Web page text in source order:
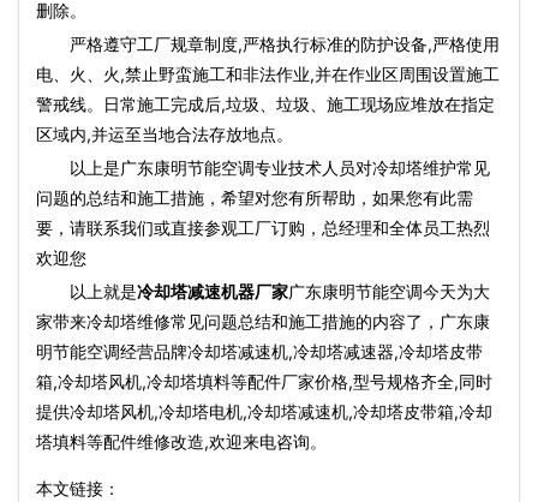
删除。
严格遵守工厂规章制度,严格执行标准的防护设备,严格使用
电、火、火,禁止野蛮施工和非法作业,并在作业区周围设置施工
警戒线。日常施工完成后,垃圾、垃圾、施工现场应堆放在指定
区域内,并运至当地合法存放地点。
以上是广东康明节能空调专业技术人员对冷却塔维护常见
问题的总结和施工措施，希望对您有所帮助，如果您有此需
要，请联系我们或直接参观工厂订购，总经理和全体员工热烈
欢迎您
以上就是冷却塔减速机器厂家广东康明节能空调今天为大
家带来冷却塔维修常见问题总结和施工措施的内容了，广东康
明节能空调经营品牌冷却塔减速机,冷却塔减速器,冷却塔皮带
箱,冷却塔风机,冷却塔填料等配件厂家价格,型号规格齐全,同时
提供冷却塔风机,冷却塔电机,冷却塔减速机,冷却塔皮带箱,冷却
塔填料等配件维修改造,欢迎来电咨询。
本文链接：